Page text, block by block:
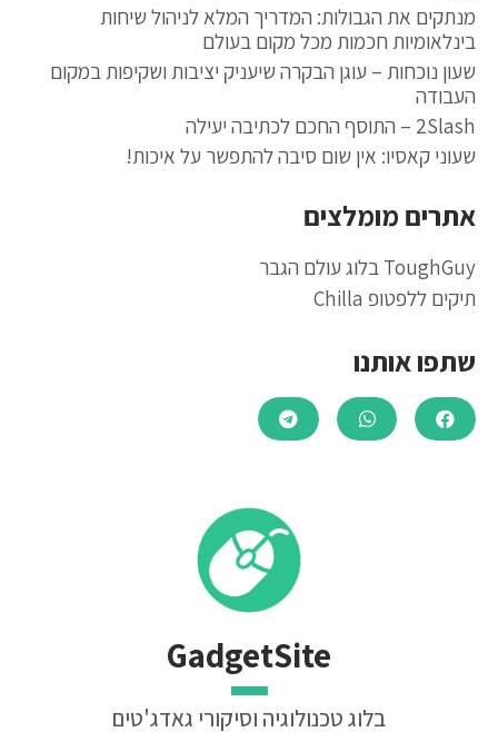
מנתקים את הגבולות: המדריך המלא לניהול שיחות
בינלאומיות חכמות מכל מקום בעולם
שעון נוכחות – עוגן הבקרה שיעניק יציבות ושקיפות במקום
העבודה
2Slash – התוסף החכם לכתיבה יעילה
שעוני קאסיו: אין שום סיבה להתפשר על איכות!
אתרים מומלצים
ToughGuy בלוג עולם הגבר
תיקים ללפטופ Chilla
שתפו אותנו
GadgetSite
בלוג טכנולוגיה וסיקורי גאדג'טים